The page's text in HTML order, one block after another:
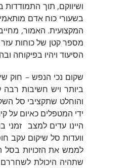
ושיווקם, תוך
בשעורי כוח אדם
המקצועית. האמור,
מספר קטן של כוחות עזר
הסיעוד ויהיו
והוחלט שתקציבי סל
היינו עדים למצב
וועדות סל שיקום עקב
לממש את הזכויות בסל
שתהיה היכולת לשחררם